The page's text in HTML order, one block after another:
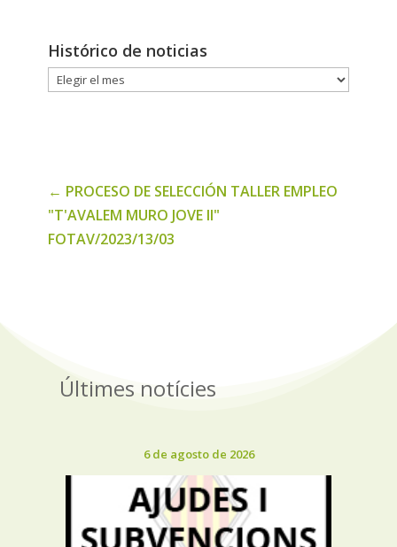
Histórico de noticias
Histórico
← PROCESO DE SELECCIÓN TALLER EMPLEO
"T'AVALEM MURO JOVE II"
FOTAV/2023/13/03
Últimes notícies
6 de agosto de 2026